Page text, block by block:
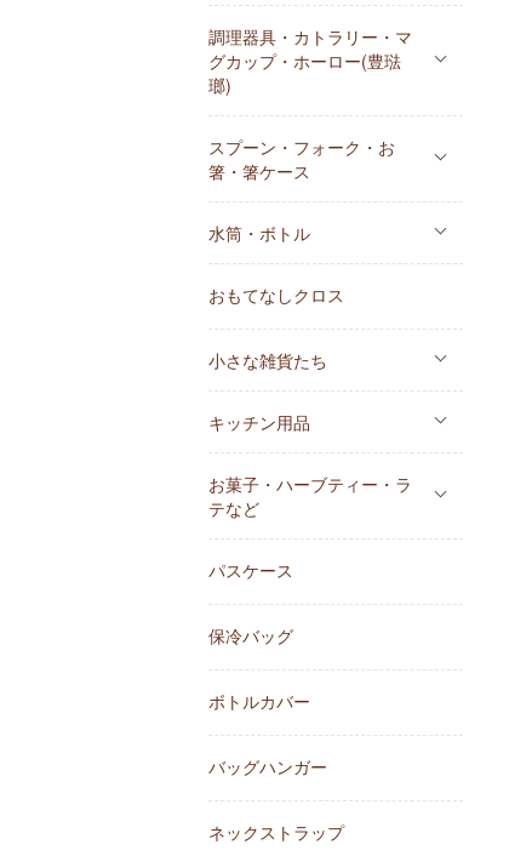
調理器具・カトラリー・マ
グカップ・ホーロー(豊琺
瑯)
スプーン・フォーク・お
箸・箸ケース
水筒・ボトル
おもてなしクロス
小さな雑貨たち
キッチン用品
お菓子・ハーブティー・ラ
テなど
パスケース
保冷バッグ
ボトルカバー
バッグハンガー
ネックストラップ